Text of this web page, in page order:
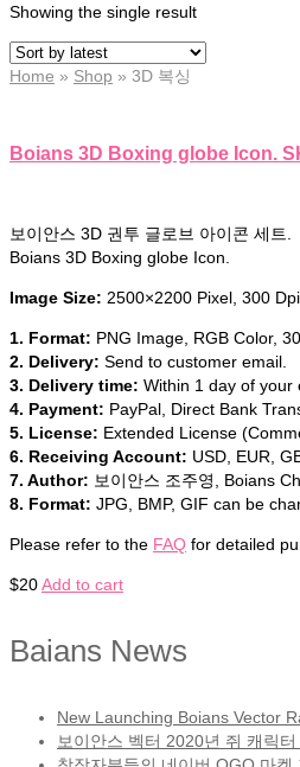
Showing the single result
Home » Shop » 3D 복싱
Boians 3D Boxing globe Icon.
보이안스 3D 권투 글로브 아이콘 세트.
Boians 3D Boxing globe Icon.
Image Size: 2500×2200 Pixel, 300 Dpi
1. Format: PNG Image, RGB Color,
2. Delivery: Send to customer email.
3. Delivery time: Within 1 day of your
4. Payment: PayPal, Direct Bank
5. License: Extended License
6. Receiving Account: USD, EUR,
7. Author: 보이안스 조주영, Boians
8. Format: JPG, BMP, GIF can be
Please refer to the FAQ for detailed
$20Add to cart
Baians News
New Launching Boians Vector
보이안스 벡터 2020년 쥐 캐릭터